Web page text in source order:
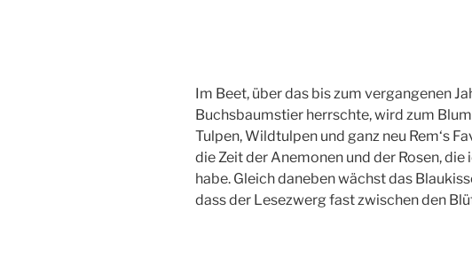
Im Beet, über das bis zum vergangenen
Buchsbaumstier herrschte, wird zum
Tulpen, Wildtulpen und ganz neu Rem‘s
die Zeit der Anemonen und der Rosen,
habe. Gleich daneben wächst das
dass der Lesezwerg fast zwischen den